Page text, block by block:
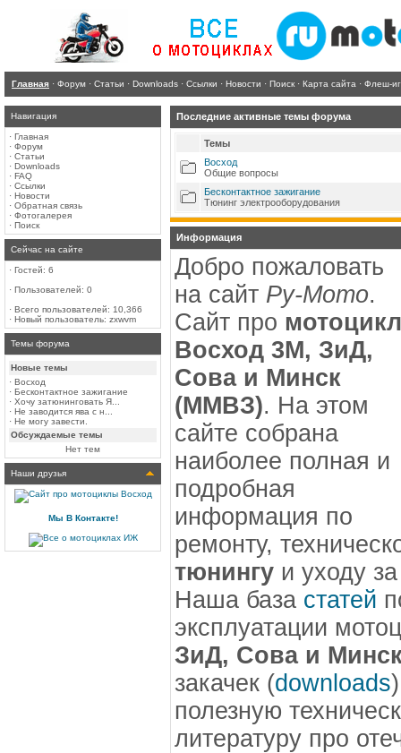
Главная · Форум · Статьи · Downloads · Ссылки · Новости · Поиск · Карта сайта · Флеш-
Навигация
· Главная
· Форум
· Статьи
· Downloads
· FAQ
· Ссылки
· Новости
· Обратная связь
· Фотогалерея
· Поиск
Сейчас на сайте
· Гостей: 6
· Пользователей: 0
· Всего пользователей: 10,366
· Новый пользователь: zxwvm
Темы форума
Новые темы
· Восход
· Бесконтактное зажигание
· Хочу затюнинговать Я...
· Не заводится ява с н...
· Не могу завести.
Обсуждаемые темы
Нет тем
Наши друзья
Мы В Контакте!
Последние активные темы форума
Темы
Восход
Общие вопросы
Бесконтактное зажигание
Тюнинг электрооборудования
Информация
Добро пожаловать
на сайт Ру-Мото.
Сайт про мотоцикл
Восход 3М, ЗиД,
Сова и Минск
(ММВЗ). На этом
сайте собрана
наиболее полная и
подробная
информация по
ремонту,
тюнингу и уходу
Наша база статей
эксплуатации
ЗиД, Сова и
закачек (downloads
полезную
литературу про